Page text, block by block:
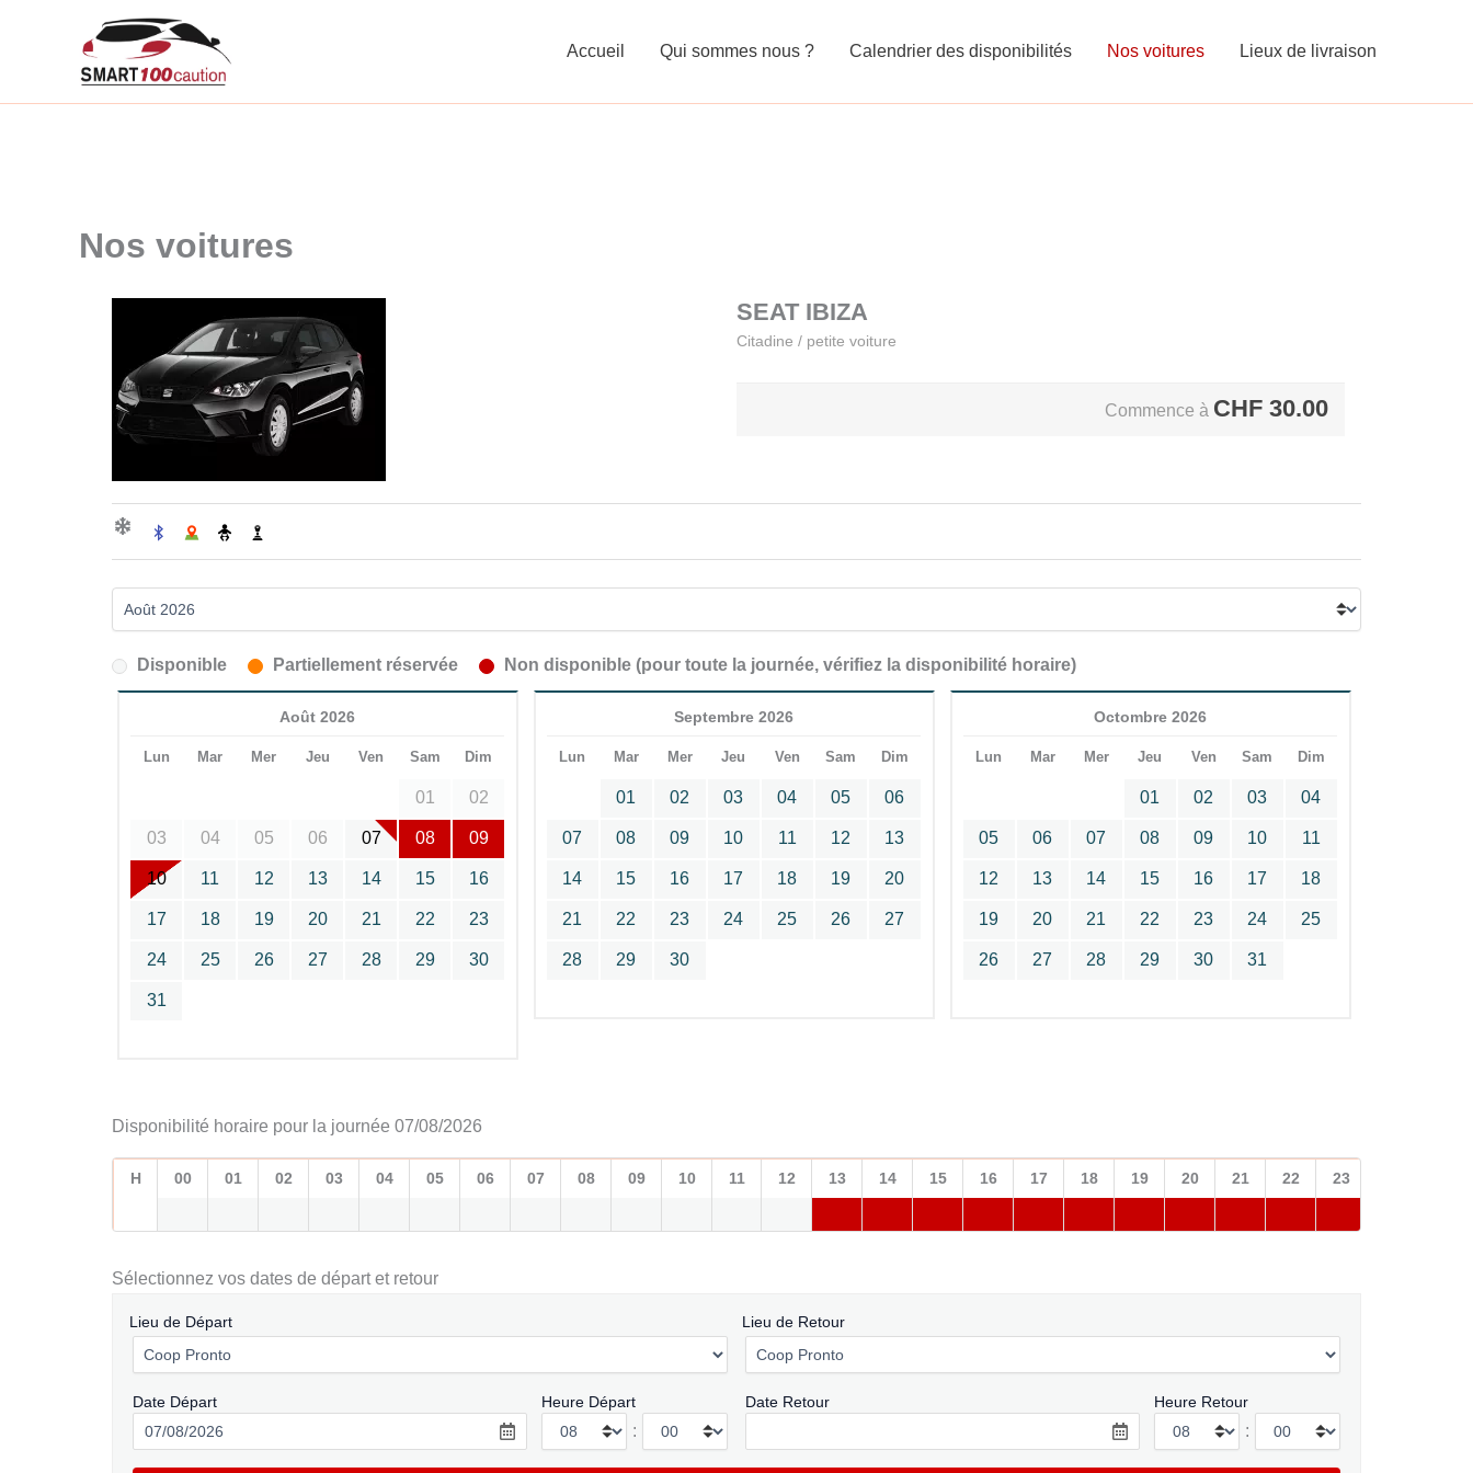
Accueil Qui sommes nous ? Calendrier des disponibilités Nos voitures Lieux de livraison
Nos voitures
SEAT IBIZA
Citadine / petite voiture
Commence à CHF 30.00
Disponible Partiellement réservée Non disponible (pour toute la journée, vérifiez la disponibilité horaire)
Août 2026
Lun Mar Mer Jeu Ven Sam Dim
01 02
03 04 05 06 07 08 09
10 11 12 13 14 15 16
17 18 19 20 21 22 23
24 25 26 27 28 29 30
31
Septembre 2026
Lun Mar Mer Jeu Ven Sam Dim
01 02 03 04 05 06
07 08 09 10 11 12 13
14 15 16 17 18 19 20
21 22 23 24 25 26 27
28 29 30
Octombre 2026
Lun Mar Mer Jeu Ven Sam Dim
01 02 03 04
05 06 07 08 09 10 11
12 13 14 15 16 17 18
19 20 21 22 23 24 25
26 27 28 29 30 31
Disponibilité horaire pour la journée 07/08/2026
H 00 01 02 03 04 05 06 07 08 09 10 11 12 13 14 15 16 17 18 19 20 21 22 23
Sélectionnez vos dates de départ et retour
Lieu de Départ Lieu de Retour
Date Départ Heure Départ
:
Date Retour Heure Retour
: